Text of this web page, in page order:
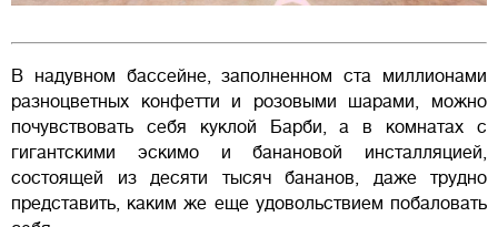
В надувном бассейне, заполненном ста миллионами
разноцветных конфетти и розовыми шарами, можно
почувствовать себя куклой Барби, а в комнатах с
гигантскими эскимо и банановой инсталляцией,
состоящей из десяти тысяч бананов, даже трудно
представить, каким же еще удовольствием побаловать